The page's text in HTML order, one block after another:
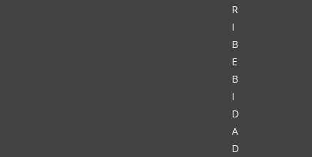
R
I
B
E
B
I
D
A
D